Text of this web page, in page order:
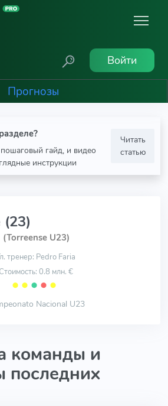
Войти
Прогнозы
гайд, и видео
инструкции
Читать
статью
(Torreense U23)
тренер: Pedro Faria
Стоимость: 0.8 млн. €
⬤ ⬤ ⬤ ⬤ ⬤
Nacional U23
команды и
последних